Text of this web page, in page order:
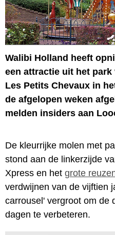
Walibi Holland heeft
een attractie uit het
Les Petits Chevaux in
de afgelopen weken
melden insiders aan
De kleurrijke molen met
stond aan de linkerzijde
Xpress en het grote
verdwijnen van de vijftien
carrousel' vergroot om de
dagen te verbeteren.